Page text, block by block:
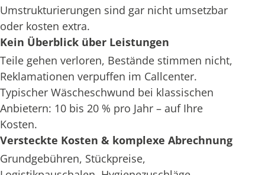
Umstrukturierungen sind gar nicht umsetzbar
oder kosten extra.
Kein Überblick über Leistungen
Teile gehen verloren, Bestände stimmen nicht,
Reklamationen verpuffen im Callcenter.
Typischer Wäscheschwund bei klassischen
Anbietern: 10 bis 20 % pro Jahr – auf Ihre
Kosten.
Versteckte Kosten & komplexe Abrechnung
Grundgebühren, Stückpreise,